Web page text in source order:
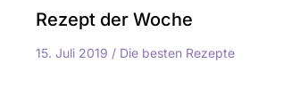
Rezept der Woche
15. Juli 2019 / Die besten Rezepte